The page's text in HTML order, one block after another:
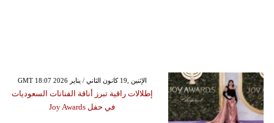
GMT 18:07 2026 الإثنين ,19 كانون الثاني / يناير
إطلالات راقية تبرز أناقة الفنانات السعوديات
في حفل Joy Awards